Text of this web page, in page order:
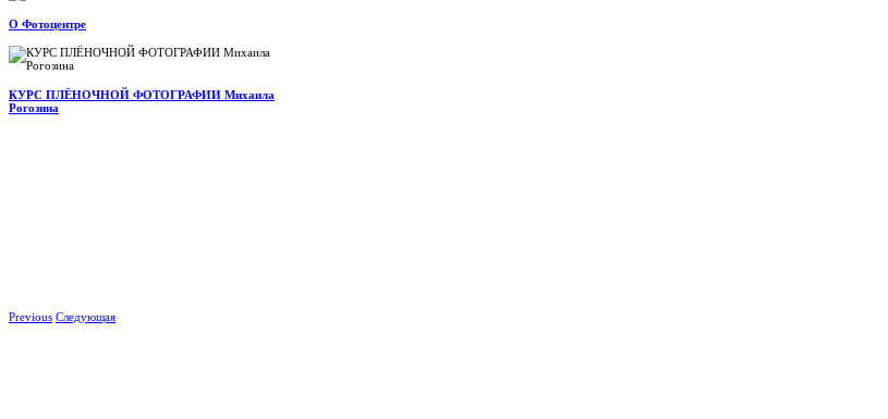
О Фотоцентре
КУРС ПЛЁНОЧНОЙ ФОТОГРАФИИ Михаила
Рогозина
Previous Следующая